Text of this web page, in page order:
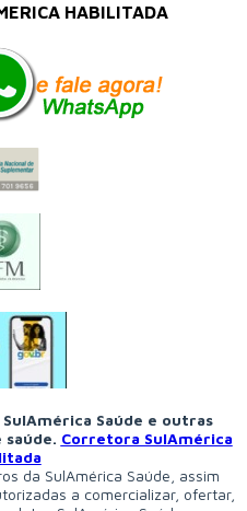
HABILITADA
Saúde e outras
saúde. Corretora SulAmérica
da SulAmérica Saúde, assim
a comercializar, ofertar,